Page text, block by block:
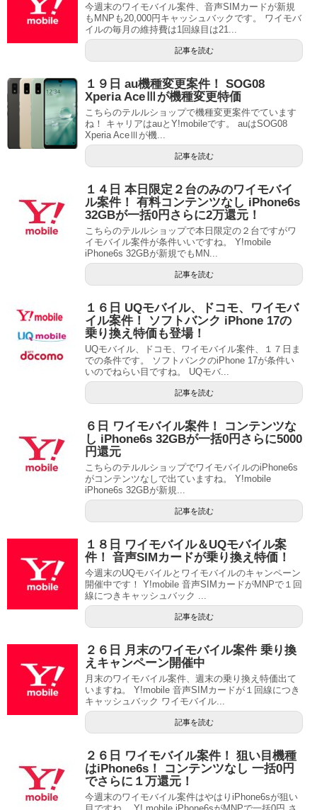
今週末のワイモバイル案件、音声SIMカードが新規
もMNPも20,000円キャッシュバックです。 ワイモバ
イルの毎月の維持費は1回線目は21...
記事を読む
１９日 au機種変更案件！ SOG08
Xperia AceⅢが機種変更特価
こちらのテルルショップで機種変更案件でています
ね！ キャリアはauとY!mobileです。 auはSOG08
Xperia AceⅢが機...
記事を読む
１４日 本日限定２台のみのワイモバイ
ル案件！ 有料コンテンツなし iPhone6s
32GBが一括0円さらに2万還元！
こちらのテルルショップで本日限定の２台ですがワ
イモバイル案件が条件いいですね。 Y!mobile
iPhone6s 32GBが新規でもMN...
記事を読む
１６日 UQモバイル、ドコモ、ワイモバ
イル案件！ ソフトバンク iPhone 17の
乗り換え特価も登場！
UQモバイル、ドコモ、ワイモバイル案件、１７日ま
での条件です。 ソフトバンクのiPhone 17が条件い
いのでねらい目ですね。 UQモバ...
記事を読む
６日 ワイモバイル案件！ コンテンツな
し iPhone6s 32GBが一括0円さらに5000
円還元
こちらのテルルショップでワイモバイルのiPhone6s
がコンテンツなしで出ていますね。 Y!mobile
iPhone6s 32GBが新規...
記事を読む
１８日 ワイモバイル＆UQモバイル案
件！ 音声SIMカードが乗り換え特価！
今週末のUQモバイルとワイモバイルのキャンペーン
開催中です！ Y!mobile 音声SIMカードがMNPで１回
線につきキャッシュバック ...
記事を読む
２６日 月末のワイモバイル案件 乗り換
えキャンペーン開催中
月末のワイモバイル案件、週末の乗り換え特価出て
いますね。 Y!mobile 音声SIMカードが１回線につき
キャッシュバック ワイモバイル...
記事を読む
２６日 ワイモバイル案件！ 狙い目機種
はiPhone6s！ コンテンツなし 一括0円
でさらに１万還元！
今週末のワイモバイル案件はやはりiPhone6sが狙い